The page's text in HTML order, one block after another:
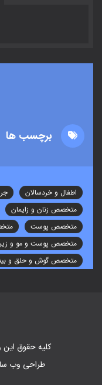
برچسب ها
اطفال و خردسالان
متخصص زنان و زایمان
متخصص پوست
متخصص پوست و مو و
متخصص گوش و حلق و
کلیه حقوق
طراحی وب